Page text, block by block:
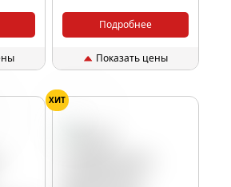
Подробнее
Показать цены
ХИТ